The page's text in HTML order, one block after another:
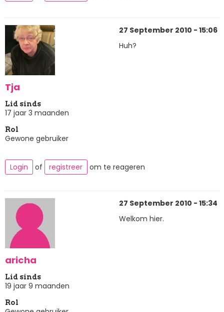
Tja
Lid sinds
17 jaar 3 maanden
Rol
Gewone gebruiker
27 September 2010 - 15:06
Huh?
Login of registreer om te reageren
aricha
Lid sinds
19 jaar 9 maanden
Rol
27 September 2010 - 15:34
Welkom hier.